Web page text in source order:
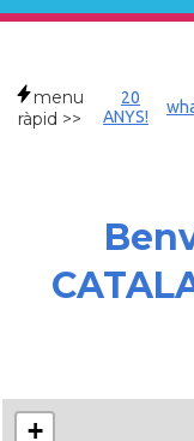
menu
ràpid >>
20
ANYS!
+